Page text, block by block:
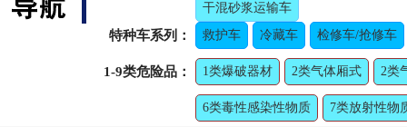
干混砂浆运输车
特种车系列： 救护车 冷藏车 检修车/抢修车
1-9类危险品： 1类爆破器材 2类气体厢式 2类
6类毒性感染性物质 7类放射性物